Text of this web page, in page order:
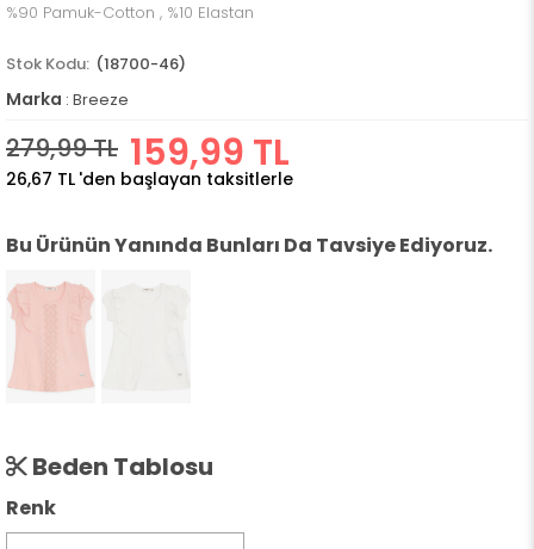
%90 Pamuk-Cotton , %10 Elastan
(18700-46)
Marka : Breeze
279,99 TL 159,99 TL
26,67 TL 'den başlayan taksitlerle
Bu Ürünün Yanında Bunları Da Tavsiye Ediyoruz.
Beden Tablosu
Renk